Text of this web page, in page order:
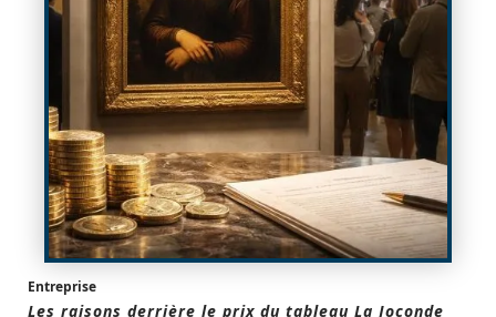
Entreprise
Les raisons derrière le prix du tableau La Joconde